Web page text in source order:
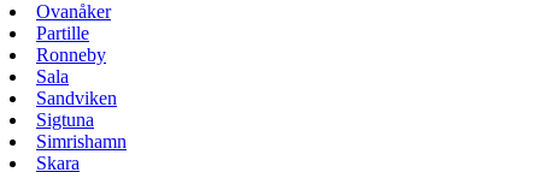
Ovanåker
Partille
Ronneby
Sala
Sandviken
Sigtuna
Simrishamn
Skara